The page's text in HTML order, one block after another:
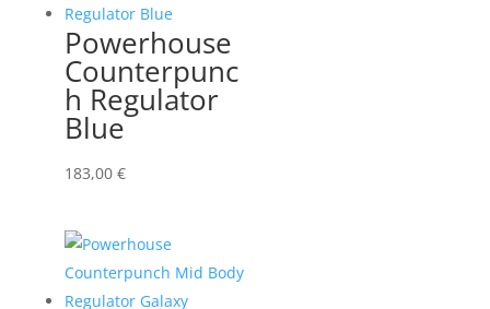
Powerhouse
Counterpunc
h Regulator
Blue
183,00 €